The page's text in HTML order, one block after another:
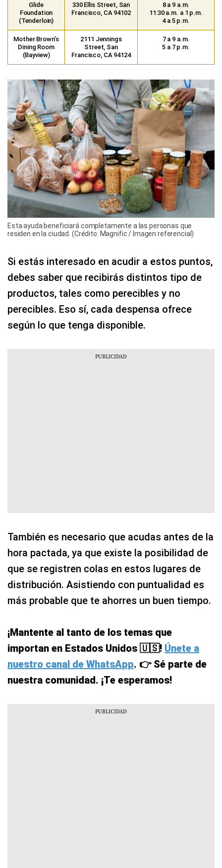
Glide
Foundation
(Tenderloin)
330 Ellis Street, San
Francisco, CA 94102
8 a 9 a.m.
11:30 a.m. a 1 p.m.
4 a 5 p.m.
Mother Brown’s
Dining Room
(Bayview)
2111 Jennings
Street, San
Francisco, CA 94124
7 a 9 a.m.
5 a 7 p.m.
Esta ayuda beneficiará completamente a las personas que
residen en la ciudad. (Crédito: Magnific / Imagen referencial)
Si estás interesado en acudir a estos puntos,
debes saber que recibirás distintos tipo de
productos, tales como perecibles y no
perecibles. Eso sí, cada despensa ofrece
según lo que tenga disponible.
También es necesario que acudas antes de la
hora pactada, ya que existe la posibilidad de
que se registren colas en estos lugares de
distribución. Asistiendo con puntualidad es
más probable que te ahorres un buen tiempo.
¡Mantente al tanto de los temas que
importan en Estados Unidos 🇺🇸! Únete a
nuestro canal de WhatsApp. 👉 Sé parte de
nuestra comunidad. ¡Te esperamos!